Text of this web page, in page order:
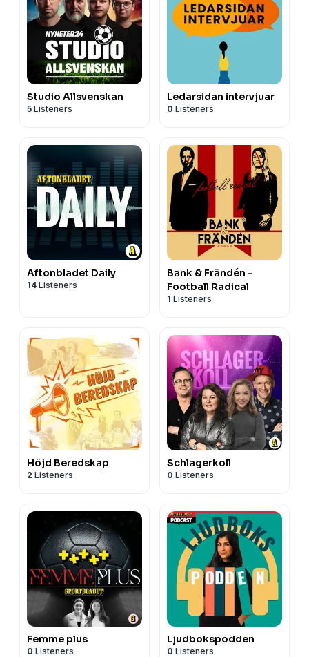
Studio Allsvenskan
5 Listeners
Ledarsidan intervjuar
0 Listeners
Aftonbladet Daily
14 Listeners
Bank & Frändén -
Football Radical
1 Listeners
Höjd Beredskap
2 Listeners
Schlagerkoll
0 Listeners
Femme plus
0 Listeners
Ljudbokspodden
0 Listeners